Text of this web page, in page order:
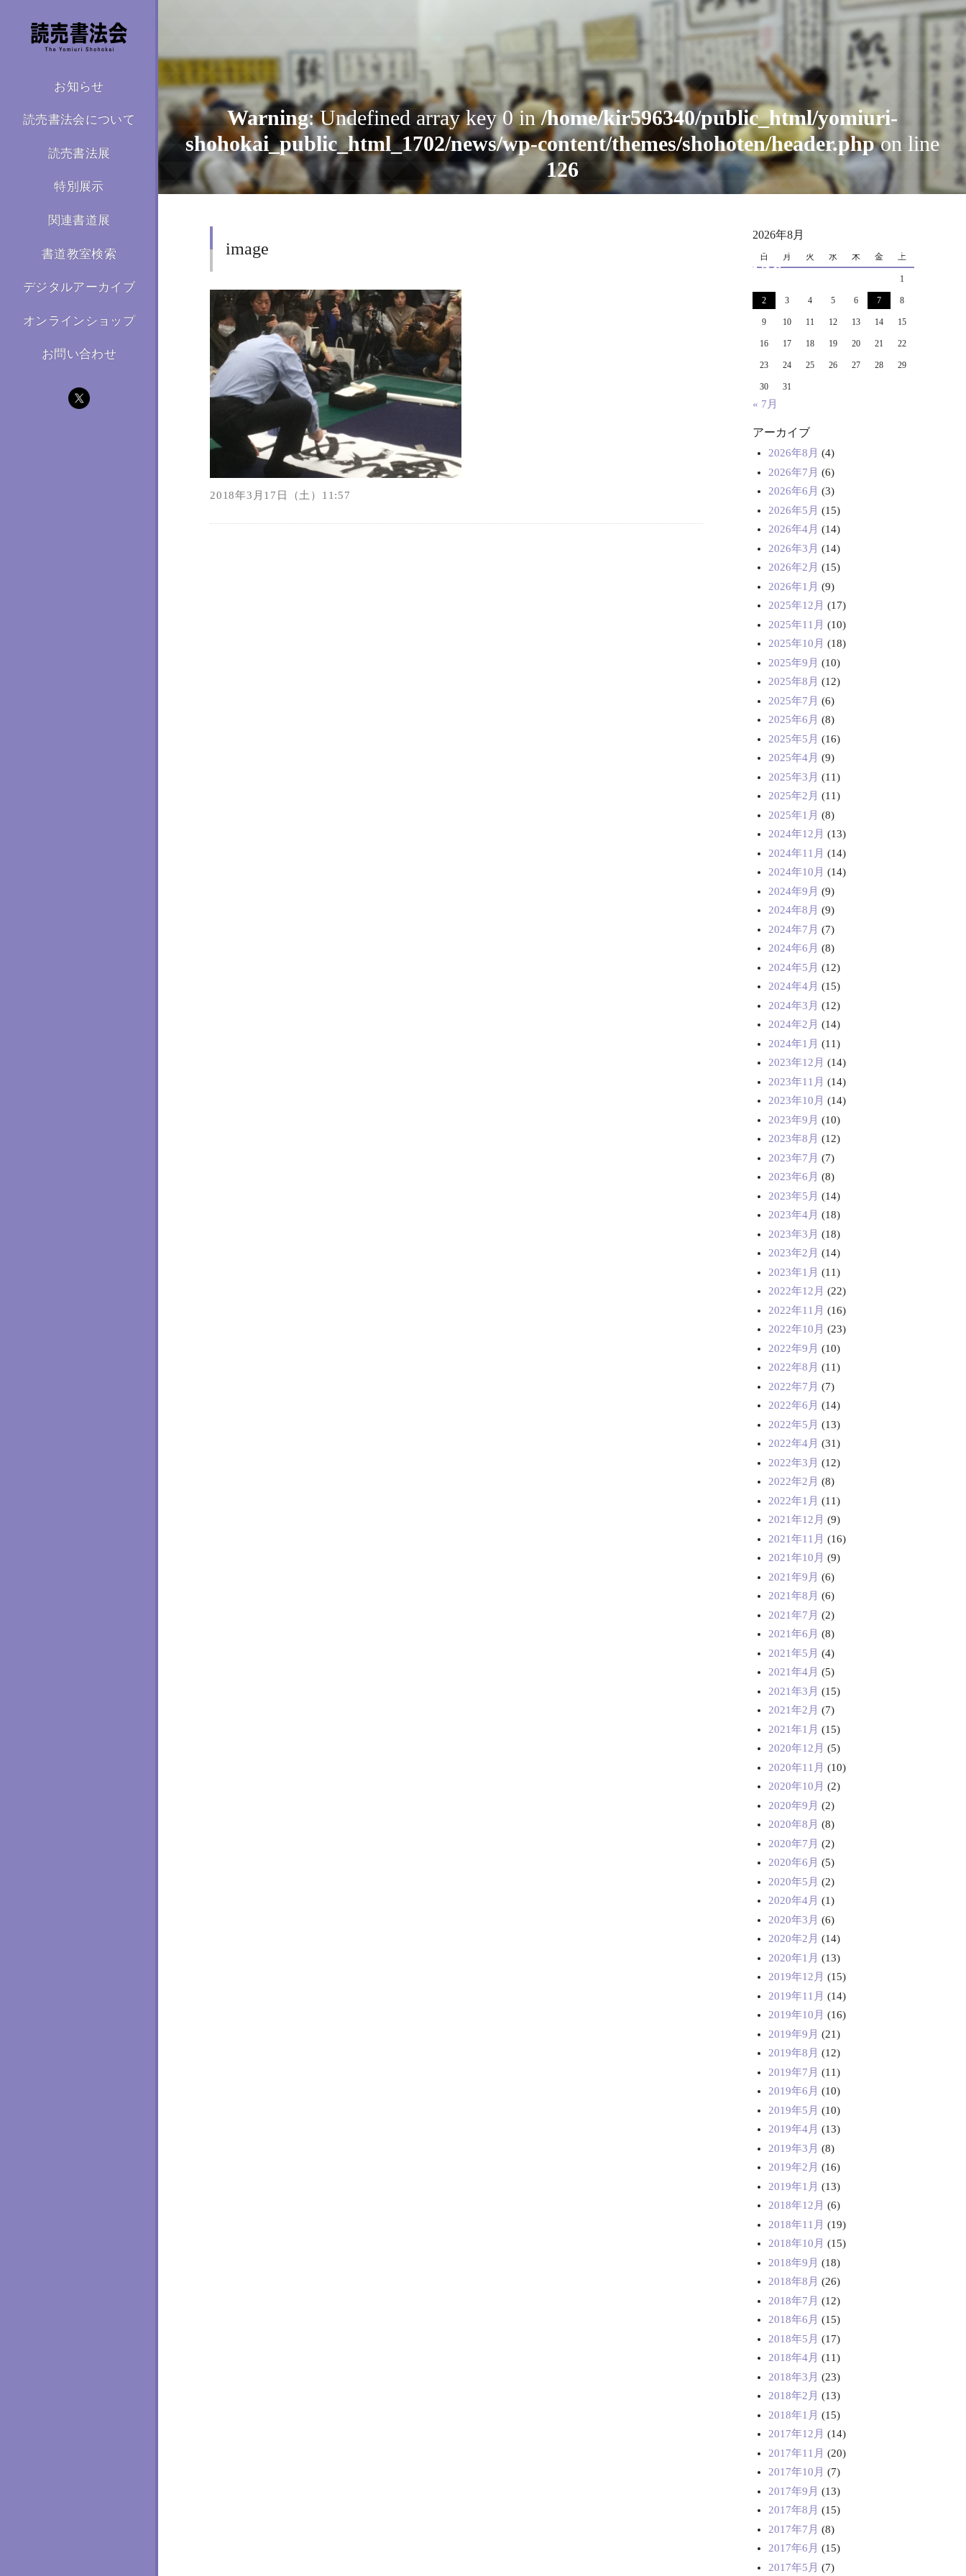
お知らせ
読売書法会について
読売書法展
特別展示
関連書道展
書道教室検索
デジタルアーカイブ
オンラインショップ
お問い合わせ
Warning: Undefined array key 0 in/home/kir596340/public_html/yomiuri-
shohokai_public_html_1702/news/wp-content/themes/shohoten/header.phpon line
126
/home/kir596340/public_html/yomiuri-shohokai_public_html_1702/news/wp-
126
image
2018年3月17日（土）11:57
2026年8月
日 月 火 水 木 金 土
1
2 3 4 5 6 7 8
9 10 11 12 13 14 15
16 17 18 19 20 21 22
23 24 25 26 27 28 29
30 31
« 7月
アーカイブ
2026年8月 (4)
2026年7月 (6)
2026年6月 (3)
2026年5月 (15)
2026年4月 (14)
2026年3月 (14)
2026年2月 (15)
2026年1月 (9)
2025年12月 (17)
2025年11月 (10)
2025年10月 (18)
2025年9月 (10)
2025年8月 (12)
2025年7月 (6)
2025年6月 (8)
2025年5月 (16)
2025年4月 (9)
2025年3月 (11)
2025年2月 (11)
2025年1月 (8)
2024年12月 (13)
2024年11月 (14)
2024年10月 (14)
2024年9月 (9)
2024年8月 (9)
2024年7月 (7)
2024年6月 (8)
2024年5月 (12)
2024年4月 (15)
2024年3月 (12)
2024年2月 (14)
2024年1月 (11)
2023年12月 (14)
2023年11月 (14)
2023年10月 (14)
2023年9月 (10)
2023年8月 (12)
2023年7月 (7)
2023年6月 (8)
2023年5月 (14)
2023年4月 (18)
2023年3月 (18)
2023年2月 (14)
2023年1月 (11)
2022年12月 (22)
2022年11月 (16)
2022年10月 (23)
2022年9月 (10)
2022年8月 (11)
2022年7月 (7)
2022年6月 (14)
2022年5月 (13)
2022年4月 (31)
2022年3月 (12)
2022年2月 (8)
2022年1月 (11)
2021年12月 (9)
2021年11月 (16)
2021年10月 (9)
2021年9月 (6)
2021年8月 (6)
2021年7月 (2)
2021年6月 (8)
2021年5月 (4)
2021年4月 (5)
2021年3月 (15)
2021年2月 (7)
2021年1月 (15)
2020年12月 (5)
2020年11月 (10)
2020年10月 (2)
2020年9月 (2)
2020年8月 (8)
2020年7月 (2)
2020年6月 (5)
2020年5月 (2)
2020年4月 (1)
2020年3月 (6)
2020年2月 (14)
2020年1月 (13)
2019年12月 (15)
2019年11月 (14)
2019年10月 (16)
2019年9月 (21)
2019年8月 (12)
2019年7月 (11)
2019年6月 (10)
2019年5月 (10)
2019年4月 (13)
2019年3月 (8)
2019年2月 (16)
2019年1月 (13)
2018年12月 (6)
2018年11月 (19)
2018年10月 (15)
2018年9月 (18)
2018年8月 (26)
2018年7月 (12)
2018年6月 (15)
2018年5月 (17)
2018年4月 (11)
2018年3月 (23)
2018年2月 (13)
2018年1月 (15)
2017年12月 (14)
2017年11月 (20)
2017年10月 (7)
2017年9月 (13)
2017年8月 (15)
2017年7月 (8)
2017年6月 (15)
2017年5月 (7)
お知らせ
読売書法会について
読売書法展
デジタルアーカイブ
オンラインショップ
お問い合わせ